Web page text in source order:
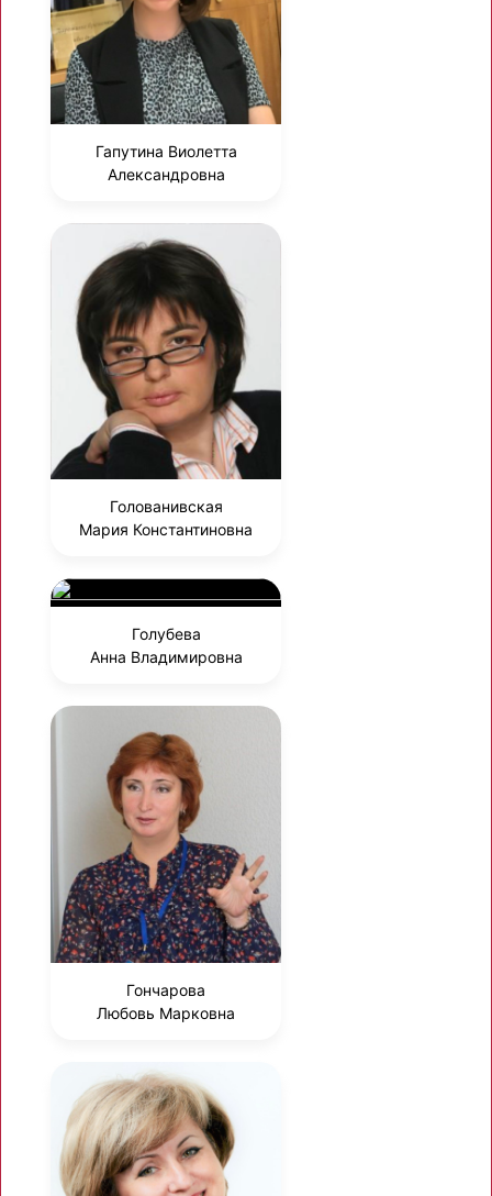
Гапутина Виолетта
Александровна
Голованивская
Мария Константиновна
Голубева
Анна Владимировна
Гончарова
Любовь Марковна